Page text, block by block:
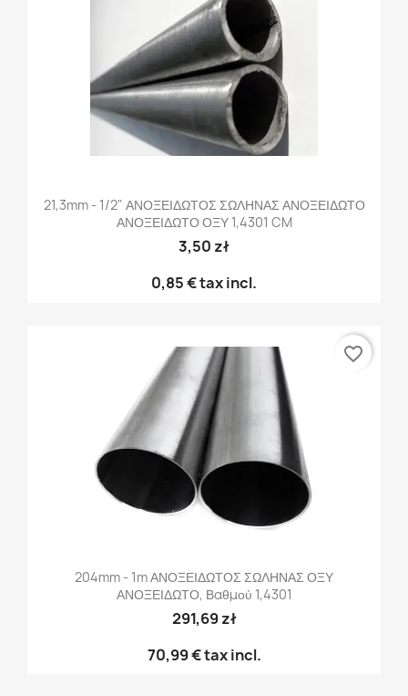
21,3mm - 1/2" ΑΝΟΞΕΙΔΩΤΟΣ ΣΩΛΗΝΑΣ ΑΝΟΞΕΙΔΩΤΟ
ΑΝΟΞΕΙΔΩΤΟ ΟΞΥ 1,4301 CM
3,50 zł
0,85 €tax incl.
204mm - 1m ΑΝΟΞΕΙΔΩΤΟΣ ΣΩΛΗΝΑΣ ΟΞΥ
ΑΝΟΞΕΙΔΩΤΟ, Βαθμού 1,4301
291,69 zł
70,99 €tax incl.
favorite_border